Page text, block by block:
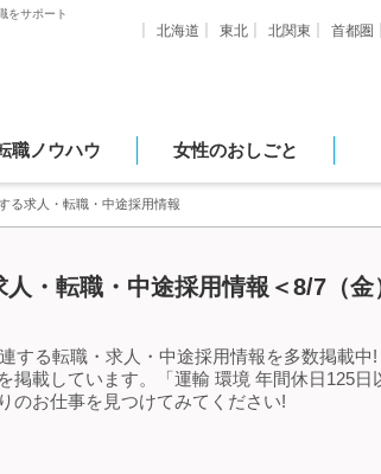
をサポート
北海道 東北 北関東 首都圏
職ノウハウ 女性のおしごと
る求人・転職・中途採用情報
・転職・中途採用情報＜8/7（金
する転職・求人・中途採用情報を多数掲載
載しています。「運輸 環境 年間休日125
のお仕事を見つけてみてください!